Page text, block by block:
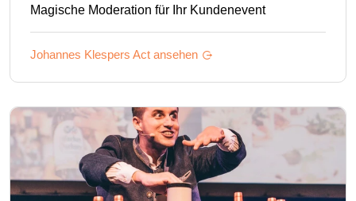
Magische Moderation für Ihr Kundenevent
Johannes Klespers Act ansehen